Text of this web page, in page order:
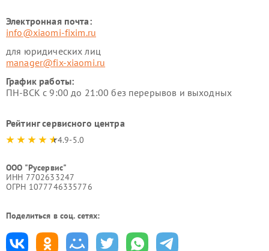
Электронная почта:
info@xiaomi-fixim.ru
для юридических лиц
manager@fix-xiaomi.ru
График работы:
ПН-ВСК с 9:00 до 21:00 без перерывов и выходных
Рейтинг сервисного центра
4.9-5.0
ООО "Русервис"
ИНН 7702633247
ОГРН 1077746335776
Поделиться в соц. сетях: